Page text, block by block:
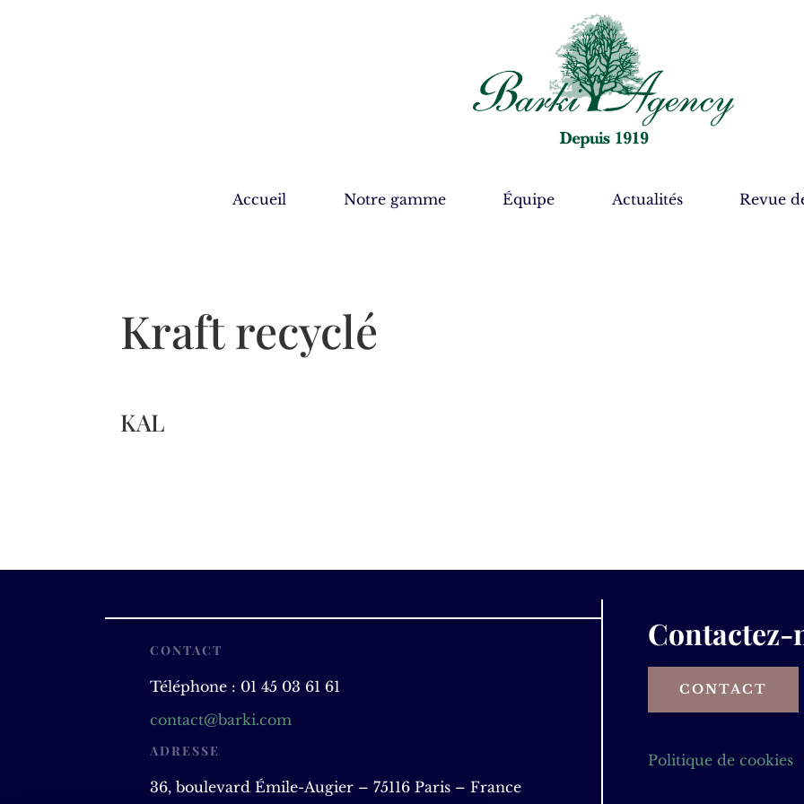
Accueil Notre gamme Équipe Actualités Revue
Kraft recyclé
KAL
CONTACT
Téléphone : 01 45 03 61 61
contact@barki.com
ADRESSE
36, boulevard Émile-Augier – 75116 Paris – France
Contactez-
CONTACT
Politique de cookies